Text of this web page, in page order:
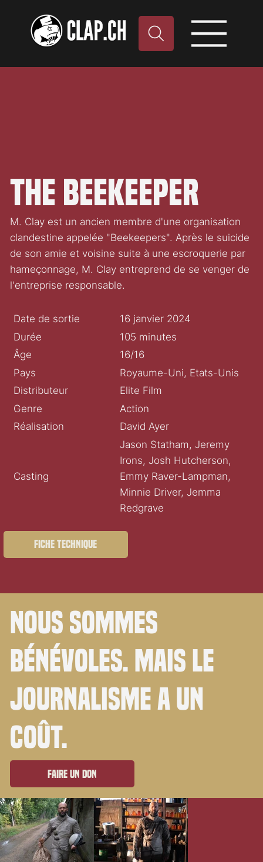
The Beekeeper
M. Clay est un ancien membre d'une organisation
clandestine appelée "Beekeepers". Après le suicide
de son amie et voisine suite à une escroquerie par
hameçonnage, M. Clay entreprend de se venger de
l'entreprise responsable.
Date de sortie
16 janvier 2024
Durée
105 minutes
Âge
16/16
Pays
Royaume-Uni, Etats-Unis
Distributeur
Elite Film
Genre
Action
Réalisation
David Ayer
Casting
Jason Statham, Jeremy
Irons, Josh Hutcherson,
Emmy Raver-Lampman,
Minnie Driver, Jemma
Redgrave
Fiche technique
Nous sommes
bénévoles. Mais le
journalisme a un
coût.
Faire un don